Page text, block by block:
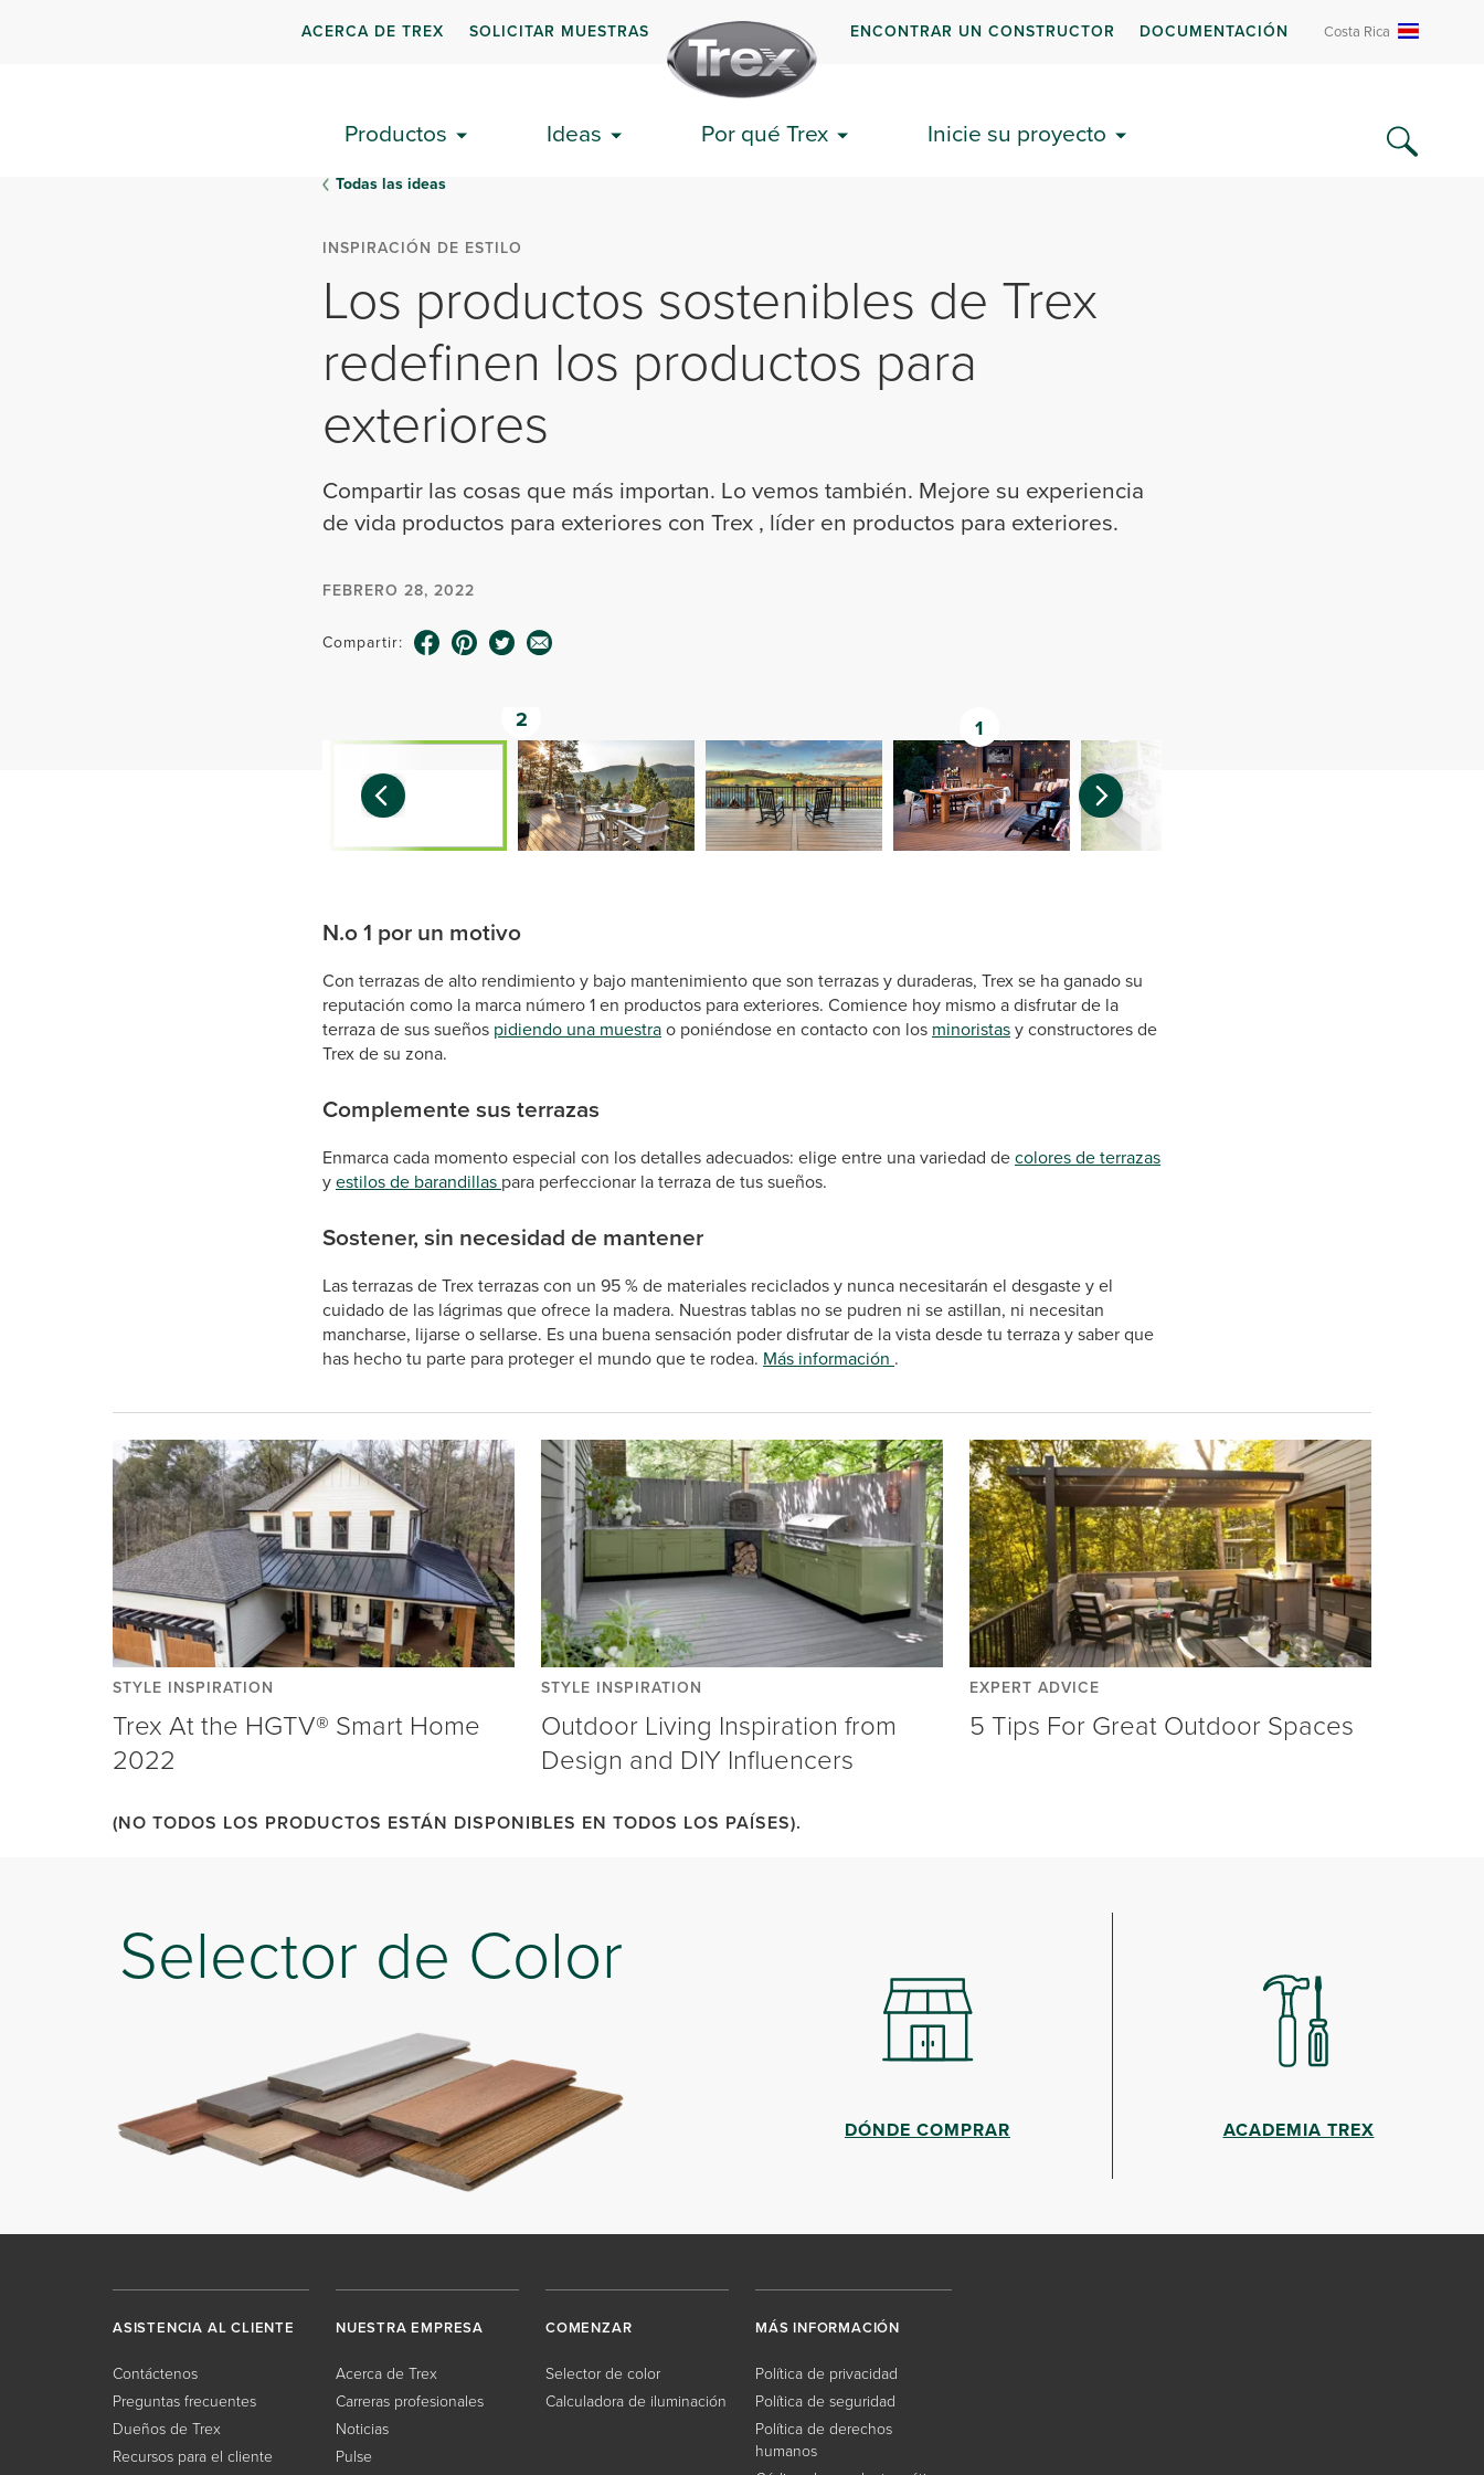
ACERCA DE TREX SOLICITAR MUESTRAS ENCONTRAR UN CONSTRUCTOR DOCUMENTACIÓN Costa Rica
Productos Ideas Por qué Trex Inicie su proyecto
Todas las ideas
INSPIRACIÓN DE ESTILO
Los productos sostenibles de Trex
redefinen los productos para
exteriores
Compartir las cosas que más importan. Lo vemos también. Mejore su experiencia
de vida productos para exteriores con Trex , líder en productos para exteriores.
FEBRERO 28, 2022
Compartir:
1
2
N.o 1 por un motivo
Con terrazas de alto rendimiento y bajo mantenimiento que son terrazas y duraderas, Trex se ha ganado su
reputación como la marca número 1 en productos para exteriores. Comience hoy mismo a disfrutar de la
terraza de sus sueños pidiendo una muestrao poniéndose en contacto con los minoristasy constructores de
Trex de su zona.
Complemente sus terrazas
Enmarca cada momento especial con los detalles adecuados: elige entre una variedad decolores de terrazas
yestilos de barandillas para perfeccionar la terraza de tus sueños.
Sostener, sin necesidad de mantener
Las terrazas de Trex terrazas con un 95 % de materiales reciclados y nunca necesitarán el desgaste y el
cuidado de las lágrimas que ofrece la madera. Nuestras tablas no se pudren ni se astillan, ni necesitan
mancharse, lijarse o sellarse. Es una buena sensación poder disfrutar de la vista desde tu terraza y saber que
has hecho tu parte para proteger el mundo que te rodea. Más información .
STYLE INSPIRATION
Trex At the HGTV® Smart Home
2022
STYLE INSPIRATION
Outdoor Living Inspiration from
Design and DIY Influencers
EXPERT ADVICE
5 Tips For Great Outdoor Spaces
(NO TODOS LOS PRODUCTOS ESTÁN DISPONIBLES EN TODOS LOS PAÍSES).
Selector de Color
DÓNDE COMPRAR ACADEMIA TREX
ASISTENCIA AL CLIENTE
Contáctenos
Preguntas frecuentes
Dueños de Trex
Recursos para el cliente
NUESTRA EMPRESA
Acerca de Trex
Carreras profesionales
Noticias
Pulse
COMENZAR
Selector de color
Calculadora de iluminación
MÁS INFORMACIÓN
Política de privacidad
Política de seguridad
Política de derechos
humanos